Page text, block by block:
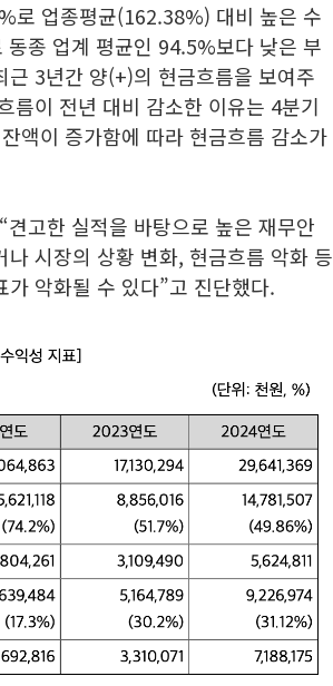
로 업종평균(162.38%) 대비 높은 수
종 업계 평균인 94.5%보다 낮은 부
3년간 양(+)의 현금흐름을 보여주
름이 전년 대비 감소한 이유는 4분기
액이 증가함에 따라 현금흐름 감소가
고한 실적을 바탕으로 높은 재무안
시장의 상황 변화, 현금흐름 악화 등
악화될 수 있다”고 진단했다.